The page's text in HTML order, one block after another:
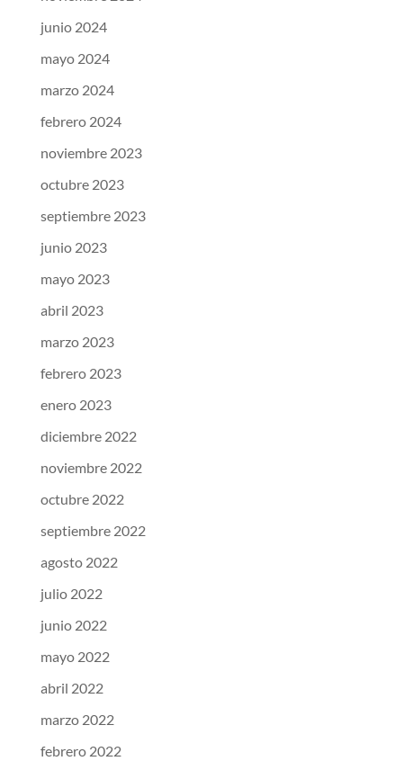
junio 2024
mayo 2024
marzo 2024
febrero 2024
noviembre 2023
octubre 2023
septiembre 2023
junio 2023
mayo 2023
abril 2023
marzo 2023
febrero 2023
enero 2023
diciembre 2022
noviembre 2022
octubre 2022
septiembre 2022
agosto 2022
julio 2022
junio 2022
mayo 2022
abril 2022
marzo 2022
febrero 2022